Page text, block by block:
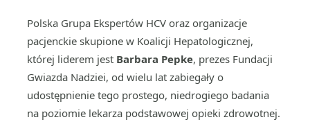
Polska Grupa Ekspertów HCV oraz organizacje
pacjenckie skupione w Koalicji Hepatologicznej,
której liderem jest Barbara Pepke, prezes Fundacji
Gwiazda Nadziei, od wielu lat zabiegały o
udostępnienie tego prostego, niedrogiego badania
na poziomie lekarza podstawowej opieki zdrowotnej.